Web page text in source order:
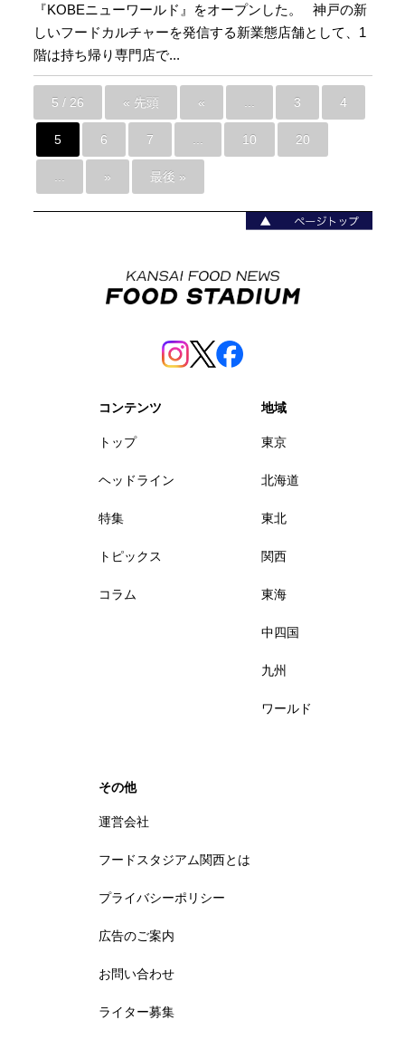
『KOBEニューワールド』をオープンした。 神戸の新
しいフードカルチャーを発信する新業態店舗として、1
階は持ち帰り専門店で...
5 / 26 « 先頭 « ... 3 4
5 6 7 ... 10 20
... » 最後 »
コンテンツ
トップ
ヘッドライン
特集
トピックス
コラム
地域
東京
北海道
東北
関西
東海
中四国
九州
ワールド
その他
運営会社
フードスタジアム関西とは
プライバシーポリシー
広告のご案内
お問い合わせ
ライター募集